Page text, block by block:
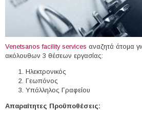
Venetsanos facility services αναζητά άτομα
ακόλουθων 3 θέσεων εργασίας:
Ηλεκτρονικός
Γεωπόνος
Υπάλληλος Γραφείου
Απαραίτητες Προϋποθέσεις: